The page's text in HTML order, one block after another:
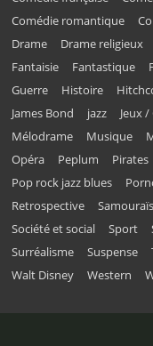
Comédie romantique
Drame
Drame religieux
Fantaisie
Fantastique
Guerre
Histoire
James Bond
jazz Jeux
Mélodrame
Musique
Opéra
Peplum Pirates
Pop rock jazz blues
Retrospective
Samouraïs
Société et social
Sport
Surréalisme
Suspense
Walt Disney
Western